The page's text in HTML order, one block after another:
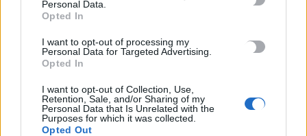
Personal Data.
Opted In
I want to opt-out of processing my
Personal Data for Targeted Advertising.
Opted In
I want to opt-out of Collection, Use,
Retention, Sale, and/or Sharing of my
Personal Data that Is Unrelated with the
Purposes for which it was collected.
Opted Out
TRENDING
ΞΑΠΛΩΣΤΡΕΣ